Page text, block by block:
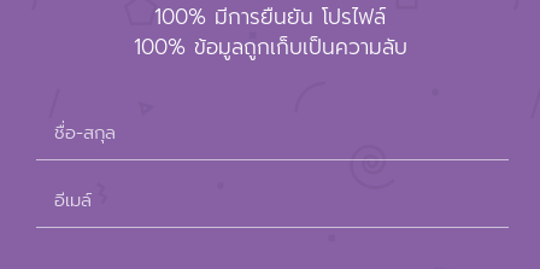
100% มีการยืนยัน โปรไฟล์
100% ข้อมูลถูกเก็บเป็นความลับ
ชื่อ-สกุล
อีเมล์